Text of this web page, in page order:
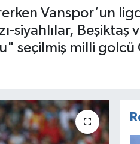
Vanspor’un
siyahlılar, Beşiktaş
seçilmiş milli golcü